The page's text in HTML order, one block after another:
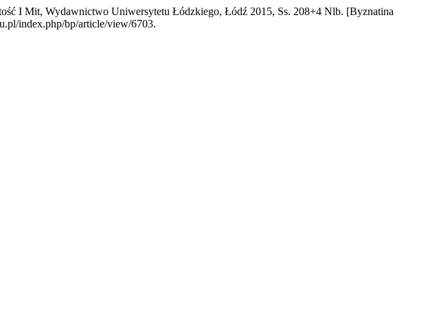
I Mit, Wydawnictwo Uniwersytetu Łódzkiego, Łódź 2015, Ss. 208+4 Nlb. [Byznatina
index.php/bp/article/view/6703.